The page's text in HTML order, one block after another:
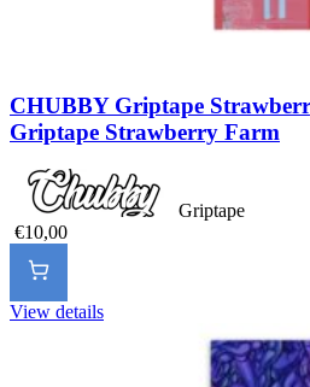
CHUBBY Griptape
Griptape Strawberry Farm
Griptape
€10,00
View details